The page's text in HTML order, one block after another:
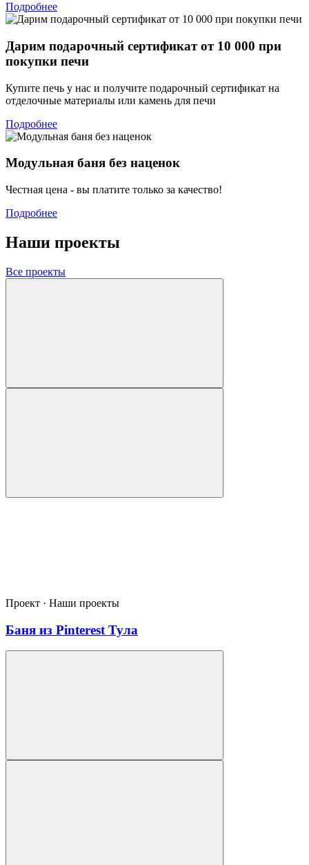
Подробнее
Дарим подарочный сертификат от 10 000 при
покупки печи
Купите печь у нас и получите подарочный сертификат на
отделочные материалы или камень для печи
Подробнее
Модульная баня без наценок
Честная цена - вы платите только за качество!
Подробнее
Наши проекты
Все проекты
Проект · Наши проекты
Баня из Pinterest Тула